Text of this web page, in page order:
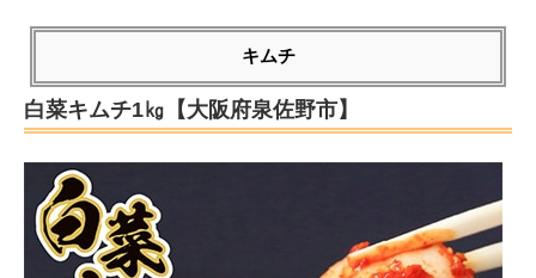
キムチ
白菜キムチ1㎏【大阪府泉佐野市】